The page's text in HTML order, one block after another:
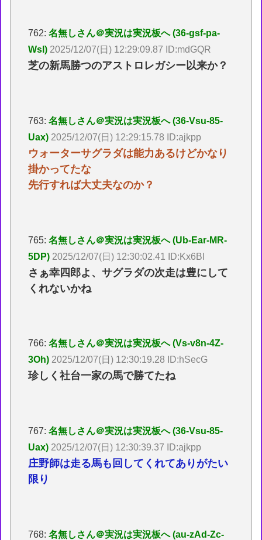
762:名無しさん＠実況は実況板へ (36-gsf-pa-
WsI) 2025/12/07(日) 12:29:09.87 ID:mdGQR
芝の新馬勝つのアストロレガシー以来か？
763:名無しさん＠実況は実況板へ (36-Vsu-85-
Uax) 2025/12/07(日) 12:29:15.78 ID:ajkpp
ウォーターサグラダは能力あるけどかなり
掛かってたな
先行すれば大丈夫なのか？
765:名無しさん＠実況は実況板へ (Ub-Ear-MR-
5DP) 2025/12/07(日) 12:30:02.41 ID:Kx6Bl
さぁ幸四郎よ、サグラダの次走は豊にして
くれないかね
766:名無しさん＠実況は実況板へ (Vs-v8n-4Z-
3Oh) 2025/12/07(日) 12:30:19.28 ID:hSecG
珍しく社台一家の馬で勝てたね
767:名無しさん＠実況は実況板へ (36-Vsu-85-
Uax) 2025/12/07(日) 12:30:39.37 ID:ajkpp
庄野師は走る馬も回してくれてありがたい
限り
768:名無しさん＠実況は実況板へ (au-zAd-Zc-